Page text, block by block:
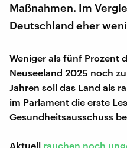
Maßnahmen. Im
Deutschland eher
Weniger als fünf Prozent
Neuseeland 2025 noch
Jahren soll das Land als
im Parlament die erste
Gesundheitsausschuss
Aktuell rauchen noch